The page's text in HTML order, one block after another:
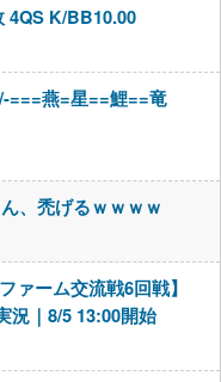
4QS K/BB10.00
===燕=星==鯉==竜
、禿げるｗｗｗｗ
ァーム交流戦6回戦】
況｜8/5 13:00開始